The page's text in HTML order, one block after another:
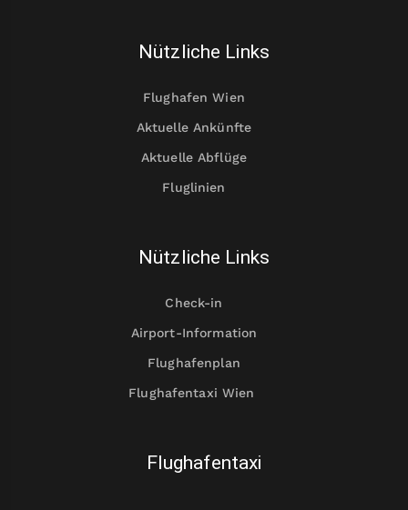
Nützliche Links
Flughafen Wien
Aktuelle Ankünfte
Aktuelle Abflüge
Fluglinien
Nützliche Links
Check-in
Airport-Information
Flughafenplan
Flughafentaxi Wien
Flughafentaxi